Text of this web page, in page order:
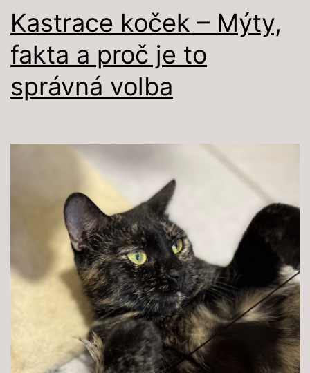
péče
pro
Kastrace koček – Mýty,
fakta a proč je to
správná volba